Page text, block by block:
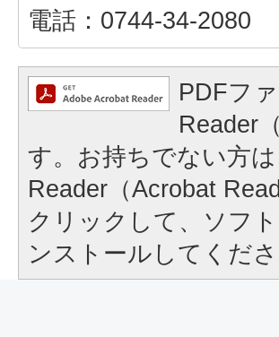
電話：0744-34-2080
PDFフ
Reader
す。お持ちでない方
Reader（Acrobat
クリックして、ソフ
ンストールしてくださ